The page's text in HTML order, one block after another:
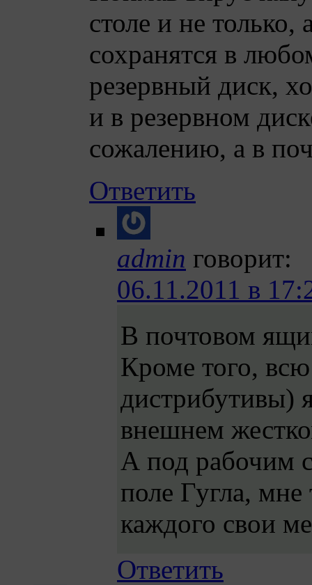
столе и не
сохранятся в
резервный диск,
и в резервном
сожалению, а в
Ответить
admin говорит:
06.11.2011 в
В почтовом
Кроме того,
дистрибутивы)
внешнем
А под рабочим
поле Гугла,
каждого свои
Ответить